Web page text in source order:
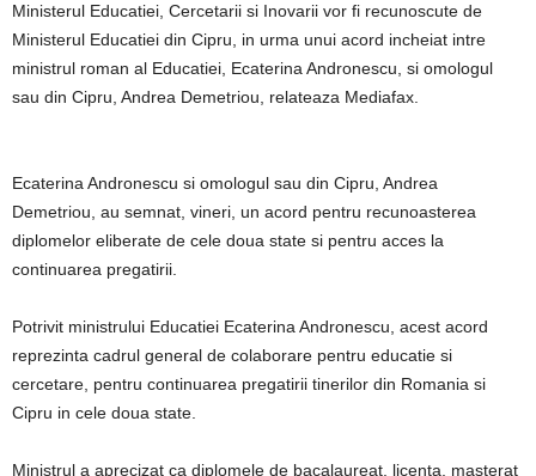
Ministerul Educatiei, Cercetarii si Inovarii vor fi recunoscute de
Ministerul Educatiei din Cipru, in urma unui acord incheiat intre
ministrul roman al Educatiei, Ecaterina Andronescu, si omologul
sau din Cipru, Andrea Demetriou, relateaza Mediafax.
Ecaterina Andronescu si omologul sau din Cipru, Andrea
Demetriou, au semnat, vineri, un acord pentru recunoasterea
diplomelor eliberate de cele doua state si pentru acces la
continuarea pregatirii.
Potrivit ministrului Educatiei Ecaterina Andronescu, acest acord
reprezinta cadrul general de colaborare pentru educatie si
cercetare, pentru continuarea pregatirii tinerilor din Romania si
Cipru in cele doua state.
Ministrul a aprecizat ca diplomele de bacalaureat, licenta, masterat